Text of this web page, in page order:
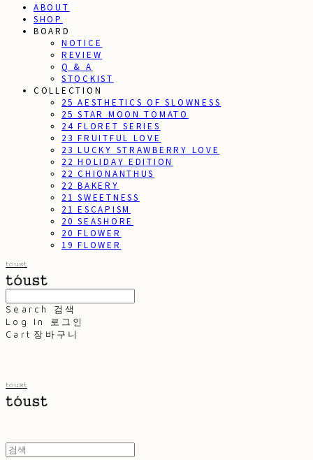
ABOUT
SHOP
BOARD
NOTICE
REVIEW
Q & A
STOCKIST
COLLECTION
25 AESTHETICS OF SLOWNESS
25 STAR MOON TOMATO
24 FLORET SERIES
23 FRUITFUL LOVE
23 LUCKY STRAWBERRY LOVE
22 HOLIDAY EDITION
22 CHIONANTHUS
22 BAKERY
21 SWEETNESS
21 ESCAPISM
20 SEASHORE
20 FLOWER
19 FLOWER
toust
Search
검색
Log In
로그인
Cart 장바구니
toust